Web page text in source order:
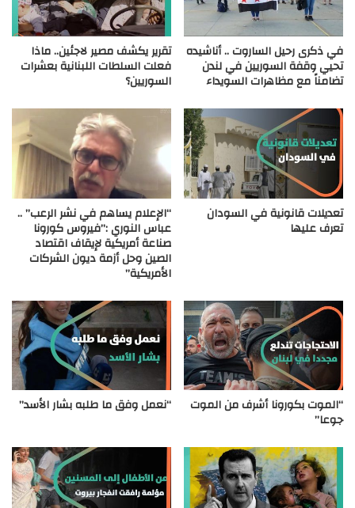
في ذكرى رحيل الساروت .. أناشيده
تحيي وقفة السوريين في لندن
تضامناً مع مظاهرات السويداء
تقرير يكشف مصير لاجئين.. ماذا
فعلت السلطات اللبنانية بعشرات
السوريين؟
تعديلات قانونية في السودان
تعرف عليها
“الإعلام يساهم في نشر الرعب” ..
عباس النوري :”فيروس كورونا
صناعة أمريكية لإيقاف اقتصاد
الصين وحل أزمة ديون الشركات
الأمريكية”
“الموت بكورونا أشرف من الموت
جوعا”
“نعمل وفق ما طلبه بشار الأسد”